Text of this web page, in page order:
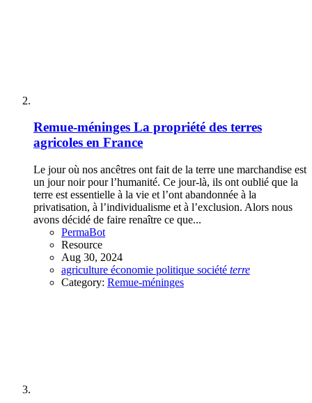
Remue-méninges La propriété des terres
agricoles en France
Le jour où nos ancêtres ont fait de la terre une marchandise est
un jour noir pour l’humanité. Ce jour-là, ils ont oublié que la
terre est essentielle à la vie et l’ont abandonnée à la
privatisation, à l’individualisme et à l’exclusion. Alors nous
avons décidé de faire renaître ce que...
PermaBot
Resource
Aug 30, 2024
agriculture économie politique société terre
Category: Remue-méninges